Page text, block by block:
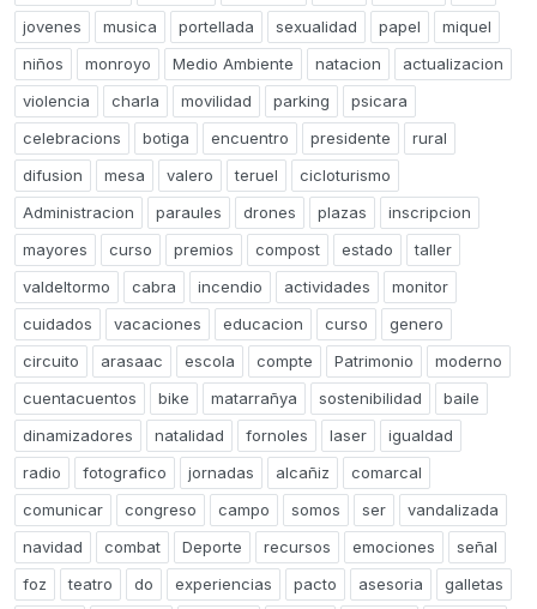
jovenes
musica portellada sexualidad papel
miquel
niños
monroyo Medio Ambiente natacion
actualizacion
violencia
charla movilidad parking
psicara
celebracions
botiga encuentro presidente
rural
difusion
mesa valero teruel
cicloturismo
Administracion
paraules drones plazas
inscripcion
mayores
curso premios compost estado
taller
valdeltormo
cabra incendio actividades
monitor
cuidados
vacaciones educacion curso
genero
circuito
arasaac escola compte Patrimonio
moderno
cuentacuentos
bike matarrañya sostenibilidad
baile
dinamizadores
natalidad fornoles laser
igualdad
radio
fotografico jornadas alcañiz
comarcal
comunicar
congreso campo somos ser
vandalizada
navidad
combat Deporte recursos emociones
señal
foz
teatro do experiencias pacto asesoria
galletas